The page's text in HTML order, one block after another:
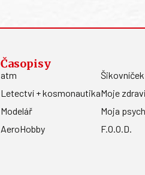
Časopisy
atm
Letectví + kosmonautika
Modelář
AeroHobby
Šikovníček
Moje
Moja
F.O.O.D.